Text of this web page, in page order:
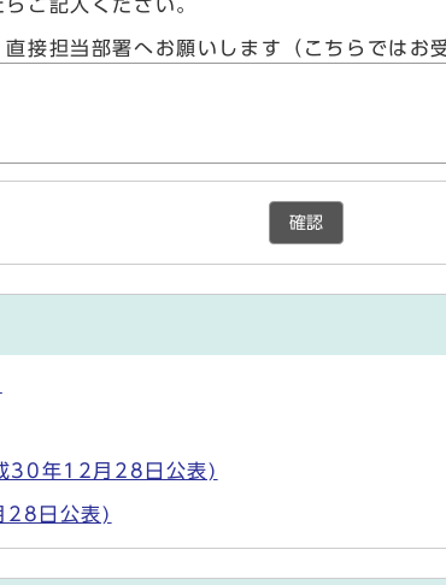
ご記入ください。
接担当部署へお願いします（こちらではお
確認
30年12月28日公表)
28日公表)